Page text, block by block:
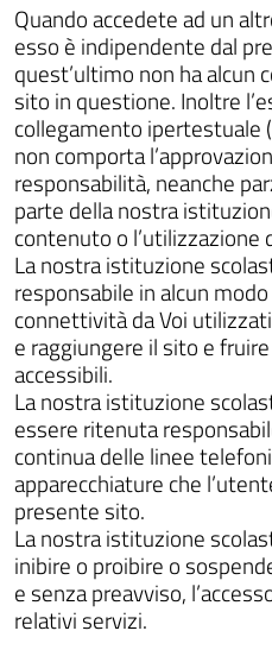
Quando accedete ad un
esso è indipendente dal
quest’ultimo non ha alcun
sito in questione. Inoltre
collegamento ipertestuale
non comporta
responsabilità, neanche
parte della nostra
contenuto o l’utilizzazione
La nostra istituzione
responsabile in alcun
connettività da Voi
e raggiungere il sito e
accessibili.
La nostra istituzione
essere ritenuta
continua delle linee
apparecchiature che
presente sito.
La nostra istituzione
inibire o proibire o
e senza preavviso,
relativi servizi.